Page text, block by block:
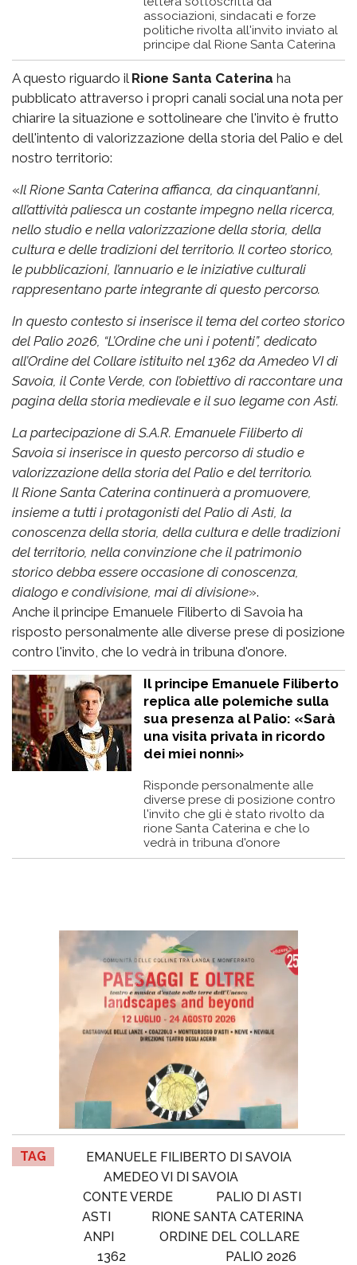
associazioni, sindacati e forze
politiche rivolta all'invito inviato al
principe dal Rione Santa Caterina
A questo riguardo il Rione Santa Caterina ha
pubblicato attraverso i propri canali social una nota per
chiarire la situazione e sottolineare che l'invito è frutto
dell'intento di valorizzazione della storia del Palio e del
nostro territorio:
«Il Rione Santa Caterina affianca, da cinquant’anni,
all’attività paliesca un costante impegno nella ricerca,
nello studio e nella valorizzazione della storia, della
cultura e delle tradizioni del territorio. Il corteo storico,
le pubblicazioni, l’annuario e le iniziative culturali
rappresentano parte integrante di questo percorso.
In questo contesto si inserisce il tema del corteo storico
del Palio 2026, “L’Ordine che unì i potenti”, dedicato
all’Ordine del Collare istituito nel 1362 da Amedeo VI di
Savoia, il Conte Verde, con l’obiettivo di raccontare una
pagina della storia medievale e il suo legame con Asti.
La partecipazione di S.A.R. Emanuele Filiberto di
Savoia si inserisce in questo percorso di studio e
valorizzazione della storia del Palio e del territorio.
Il Rione Santa Caterina continuerà a promuovere,
insieme a tutti i protagonisti del Palio di Asti, la
conoscenza della storia, della cultura e delle tradizioni
del territorio, nella convinzione che il patrimonio
storico debba essere occasione di conoscenza,
dialogo e condivisione, mai di divisione».
Anche il principe Emanuele Filiberto di Savoia ha
risposto personalmente alle diverse prese di posizione
contro l'invito, che lo vedrà in tribuna d'onore.
Il principe Emanuele Filiberto
replica alle polemiche sulla
sua presenza al Palio: «Sarà
una visita privata in ricordo
dei miei nonni»
Risponde personalmente alle
diverse prese di posizione contro
l'invito che gli è stato rivolto da
rione Santa Caterina e che lo
vedrà in tribuna d'onore
TAG
EMANUELE FILIBERTO DI SAVOIA
AMEDEO VI DI SAVOIA
CONTE VERDE
PALIO DI ASTI
ASTI
RIONE SANTA CATERINA
ANPI
ORDINE DEL COLLARE
1362
PALIO 2026